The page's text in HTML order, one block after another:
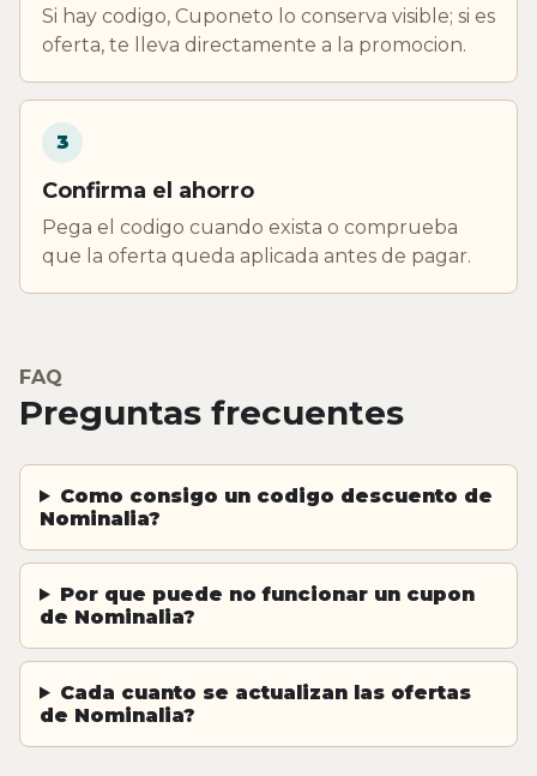
Si hay codigo, Cuponeto lo conserva visible; si es
oferta, te lleva directamente a la promocion.
3
Confirma el ahorro
Pega el codigo cuando exista o comprueba
que la oferta queda aplicada antes de pagar.
FAQ
Preguntas frecuentes
Como consigo un codigo descuento de
Nominalia?
Por que puede no funcionar un cupon
de Nominalia?
Cada cuanto se actualizan las ofertas
de Nominalia?